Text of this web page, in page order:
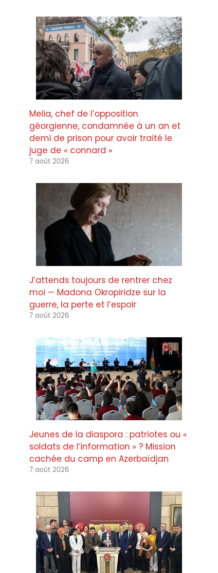
Melia, chef de l’opposition
géorgienne, condamnée à un an et
demi de prison pour avoir traité le
juge de « connard »
7 août 2026
J’attends toujours de rentrer chez
moi — Madona Okropiridze sur la
guerre, la perte et l’espoir
7 août 2026
Jeunes de la diaspora : patriotes ou «
soldats de l’information » ? Mission
cachée du camp en Azerbaïdjan
7 août 2026